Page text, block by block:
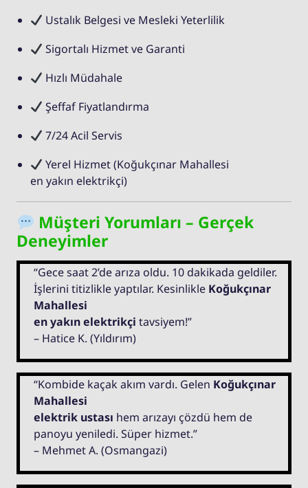
Ustalık Belgesi ve Mesleki Yeterlilik
Sigortalı Hizmet ve Garanti
Hızlı Müdahale
Şeffaf Fiyatlandırma
7/24 Acil Servis
Yerel Hizmet (Koğukçınar Mahallesi
en yakın elektrikçi)
Müşteri Yorumları – Gerçek
Deneyimler
“Gece saat 2’de arıza oldu. 10 dakikada geldiler.
İşlerini titizlikle yaptılar. Kesinlikle Koğukçınar
Mahallesi
en yakın elektrikçi tavsiyem!”
– Hatice K. (Yıldırım)
“Kombide kaçak akım vardı. Gelen Koğukçınar
Mahallesi
elektrik ustası hem arızayı çözdü hem de
panoyu yeniledi. Süper hizmet.”
– Mehmet A. (Osmangazi)